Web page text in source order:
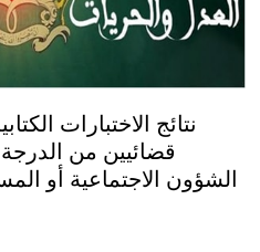
نتائج الاختبارات
قضائيين من
الشؤون الاجتماعية أو